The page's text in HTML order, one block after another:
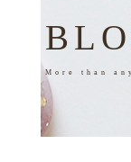
More than